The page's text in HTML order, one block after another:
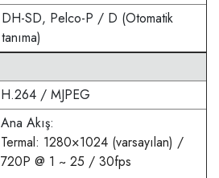
DH-SD, Pelco-P / D (Otomatik
tanıma)
H.264 / MJPEG
Ana Akış:
Termal: 1280×1024 (varsayılan) /
720P @ 1 ~ 25 / 30fps